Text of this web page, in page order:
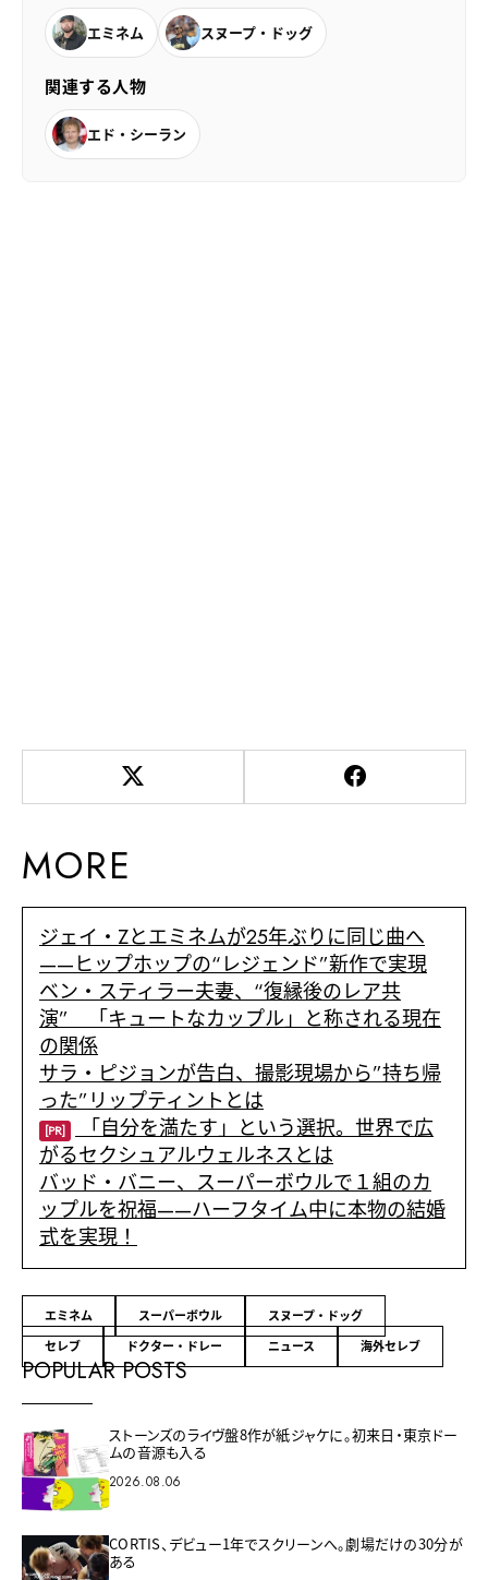
エミネム スヌープ・ドッグ
関連する人物
エド・シーラン
MORE
ジェイ・Zとエミネムが25年ぶりに同じ曲へ
——ヒップホップの“レジェンド”新作で実現
ベン・スティラー夫妻、“復縁後のレア共
演” 「キュートなカップル」と称される現在
の関係
サラ・ピジョンが告白、撮影現場から”持ち帰
った”リップティントとは
[PR]
「自分を満たす」という選択。世界で広
がるセクシュアルウェルネスとは
バッド・バニー、スーパーボウルで１組のカ
ップルを祝福——ハーフタイム中に本物の結婚
式を実現！
エミネム スーパーボウル
スヌープ・ドッグ
セレブ
ドクター・ドレー ニュース 海外セレブ
POPULAR POSTS
ストーンズのライヴ盤8作が紙ジャケに。初来日・東京ドー
ムの音源も入る
2026.08.06
CORTIS、デビュー1年でスクリーンへ。劇場だけの30分が
ある